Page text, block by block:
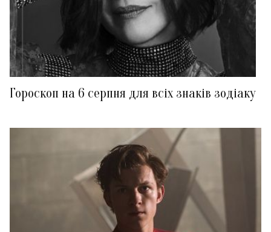
Гороскоп на 6 серпня для всіх знаків зодіаку